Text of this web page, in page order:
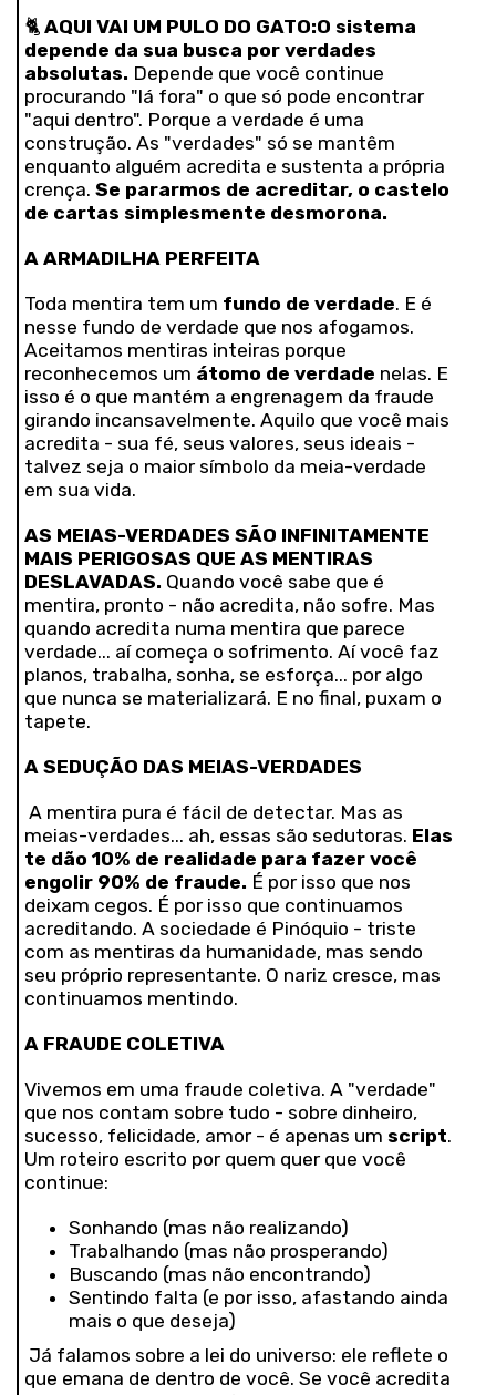
🐈 AQUI VAI UM PULO DO GATO:O sistema
depende da sua busca por verdades
absolutas. Depende que você continue
procurando "lá fora" o que só pode encontrar
"aqui dentro". Porque a verdade é uma
construção. As "verdades" só se mantêm
enquanto alguém acredita e sustenta a própria
crença. Se pararmos de acreditar, o castelo
de cartas simplesmente desmorona.
A ARMADILHA PERFEITA
Toda mentira tem um fundo de verdade. E é
nesse fundo de verdade que nos afogamos.
Aceitamos mentiras inteiras porque
reconhecemos um átomo de verdade nelas. E
isso é o que mantém a engrenagem da fraude
girando incansavelmente. Aquilo que você mais
acredita - sua fé, seus valores, seus ideais -
talvez seja o maior símbolo da meia-verdade
em sua vida.
AS MEIAS-VERDADES SÃO INFINITAMENTE
MAIS PERIGOSAS QUE AS MENTIRAS
DESLAVADAS. Quando você sabe que é
mentira, pronto - não acredita, não sofre. Mas
quando acredita numa mentira que parece
verdade... aí começa o sofrimento. Aí você faz
planos, trabalha, sonha, se esforça... por algo
que nunca se materializará. E no final, puxam o
tapete.
A SEDUÇÃO DAS MEIAS-VERDADES
A mentira pura é fácil de detectar. Mas as
meias-verdades... ah, essas são sedutoras. Elas
te dão 10% de realidade para fazer você
engolir 90% de fraude. É por isso que nos
deixam cegos. É por isso que continuamos
acreditando. A sociedade é Pinóquio - triste
com as mentiras da humanidade, mas sendo
seu próprio representante. O nariz cresce, mas
continuamos mentindo.
A FRAUDE COLETIVA
Vivemos em uma fraude coletiva. A "verdade"
que nos contam sobre tudo - sobre dinheiro,
sucesso, felicidade, amor - é apenas um script.
Um roteiro escrito por quem quer que você
continue:
Sonhando (mas não realizando)
Trabalhando (mas não prosperando)
Buscando (mas não encontrando)
Sentindo falta (e por isso, afastando ainda
mais o que deseja)
Já falamos sobre a lei do universo: ele reflete o
que emana de dentro de você. Se você acredita